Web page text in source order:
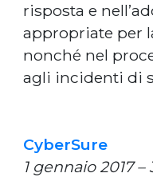
risposta e
appropriate per
nonché nel
agli incidenti di
CyberSure
1 gennaio 2017